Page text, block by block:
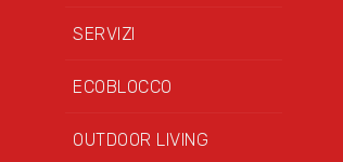
SERVIZI
ECOBLOCCO
OUTDOOR LIVING